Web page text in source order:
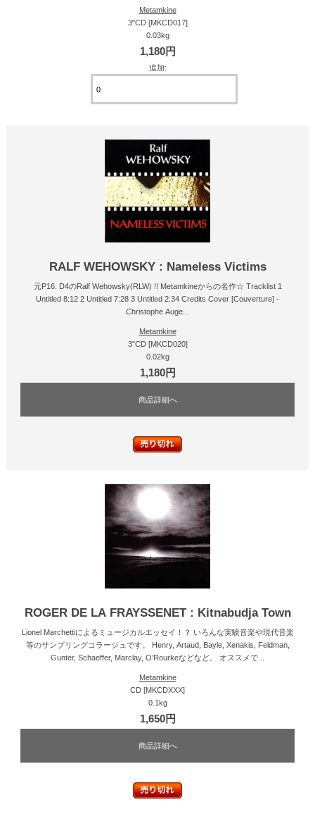
Metamkine
3"CD [MKCD017]
0.03kg
1,180円
追加:
RALF WEHOWSKY : Nameless Victims
元P16. D4のRalf Wehowsky(RLW) !! Metamkineからの名作☆ Tracklist 1
Untitled 8:12 2 Untitled 7:28 3 Untitled 2:34 Credits Cover [Couverture] -
Christophe Auge...
Metamkine
3"CD [MKCD020]
0.02kg
1,180円
商品詳細へ
ROGER DE LA FRAYSSENET : Kitnabudja Town
Lionel Marchettiによるミュージカルエッセイ！？ いろんな実験音楽や現代音楽
等のサンプリングコラージュです。 Henry, Artaud, Bayle, Xenakis, Feldman,
Gunter, Schaeffer, Marclay, O’Rourkeなどなど。 オススメで...
Metamkine
CD [MKCDXXX]
0.1kg
1,650円
商品詳細へ